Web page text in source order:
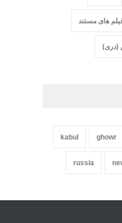
های مستند
(دری)
ghowr
kabul
russia